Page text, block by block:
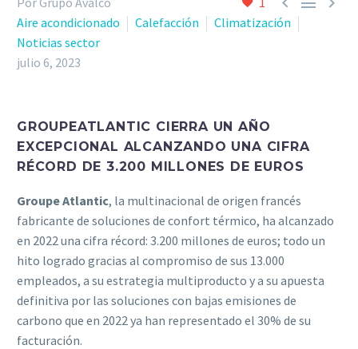
Aire acondicionado
Calefacción
Climatización
Noticias sector
julio 6, 2023
GROUPEATLANTIC CIERRA UN AÑO
EXCEPCIONAL ALCANZANDO UNA CIFRA
RÉCORD DE 3.200 MILLONES DE EUROS
Groupe Atlantic, la multinacional de origen francés
fabricante de soluciones de confort térmico, ha alcanzado
en 2022 una cifra récord: 3.200 millones de euros; todo un
hito logrado gracias al compromiso de sus 13.000
empleados, a su estrategia multiproducto y a su apuesta
definitiva por las soluciones con bajas emisiones de
carbono que en 2022 ya han representado el 30% de su
facturación.